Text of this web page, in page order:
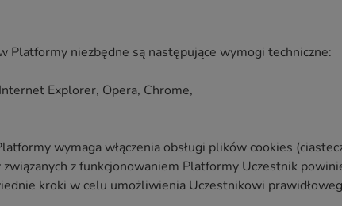
Platformy niezbędne są następujące wymogi techniczne:
Explorer, Opera, Chrome,
wymaga włączenia obsługi plików cookies
z funkcjonowaniem Platformy Uczestnik
kroki w celu umożliwienia Uczestnikowi